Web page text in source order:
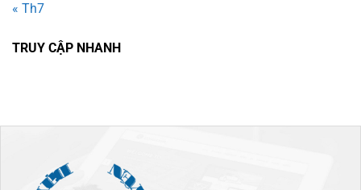
« Th7
TRUY CẬP NHANH